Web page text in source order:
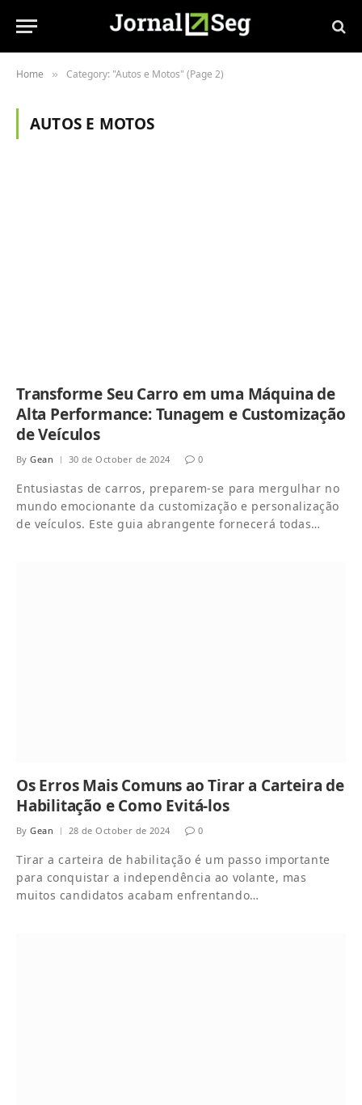
Home » Category: "Autos e Motos" (Page 2)
AUTOS E MOTOS
Transforme Seu Carro em uma Máquina de
Alta Performance: Tunagem e Customização
de Veículos
By Gean 30 de October de 2024 0
Entusiastas de carros, preparem-se para mergulhar no
mundo emocionante da customização e personalização
de veículos. Este guia abrangente fornecerá todas…
Os Erros Mais Comuns ao Tirar a Carteira de
Habilitação e Como Evitá-los
By Gean 28 de October de 2024 0
Tirar a carteira de habilitação é um passo importante
para conquistar a independência ao volante, mas
muitos candidatos acabam enfrentando…